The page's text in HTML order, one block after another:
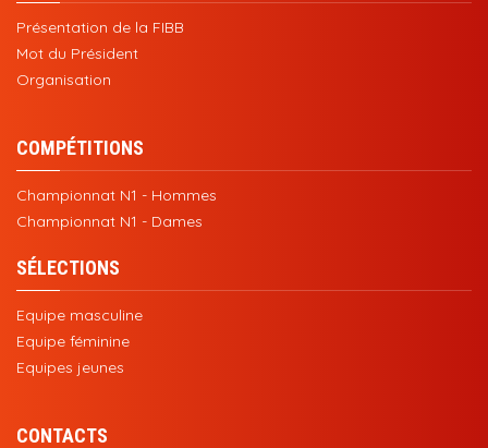
Présentation de la FIBB
Mot du Président
Organisation
COMPÉTITIONS
Championnat N1 - Hommes
Championnat N1 - Dames
SÉLECTIONS
Equipe masculine
Equipe féminine
Equipes jeunes
CONTACTS